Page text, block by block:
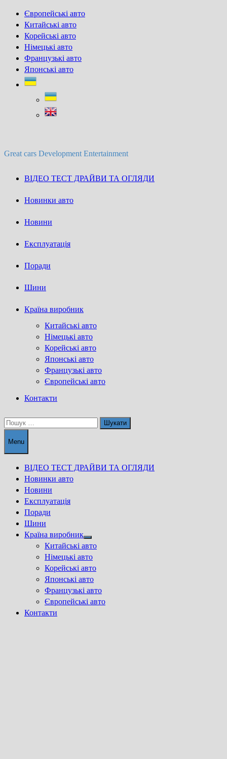
Skip
content
Європейські авто
Китайські авто
Корейські авто
Німецькі авто
Французькі авто
Японські авто
Great cars Development Entertainment
ВІДЕО ТЕСТ ДРАЙВИ ТА ОГЛЯДИ
Новинки авто
Новини
Експлуатація
Поради
Шини
Країна виробник
Китайські авто
Німецькі авто
Корейські авто
Японські авто
Французькі авто
Європейські авто
Контакти
Пошук:
Menu
ВІДЕО ТЕСТ ДРАЙВИ ТА ОГЛЯДИ
Новинки авто
Новини
Експлуатація
Поради
Шини
Країна виробник
Show
sub
menu
Китайські авто
Німецькі авто
Корейські авто
Японські авто
Французькі авто
Європейські авто
Контакти